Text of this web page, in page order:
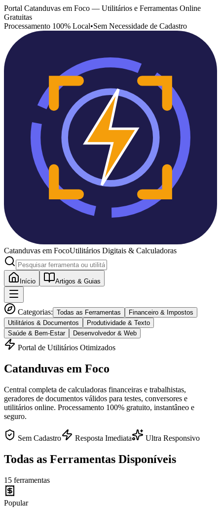
Portal Catanduvas em Foco — Utilitários e Ferramentas Online
Gratuitas
Processamento 100% Local•Sem Necessidade de Cadastro
Catanduvas em FocoUtilitários Digitais & Calculadoras
Início Artigos & Guias
Categorias: Todas as Ferramentas
Financeiro & Impostos
Utilitários & Documentos
Produtividade & Texto
Saúde & Bem-Estar
Desenvolvedor & Web
Portal de Utilitários Otimizados
Catanduvas em Foco
Central completa de calculadoras financeiras e trabalhistas,
geradores de documentos válidos para testes, conversores e
utilitários online. Processamento 100% gratuito, instantâneo e
seguro.
Sem Cadastro Resposta Imediata Ultra Responsivo
Todas as Ferramentas Disponíveis
15 ferramentas
Popular